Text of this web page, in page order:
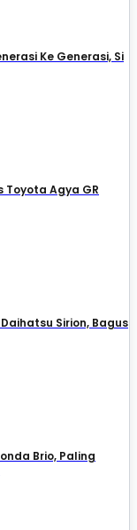
Ke Generasi, Si
Toyota Agya GR
Sirion, Bagus
Brio, Paling